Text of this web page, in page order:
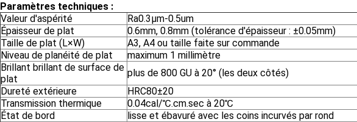
Paramètres techniques :
Valeur d'aspérité
Ra0.3μm-0.5um
Épaisseur de plat
0.6mm, 0.8mm (tolérance d'épaisseur : ±0.05mm)
Taille de plat (L×W)
A3, A4 ou taille faite sur commande
Niveau de planéité de plat
maximum 1 millimètre
Brillant brillant de surface de
plat
plus de 800 GU à 20° (les deux côtés)
Dureté extérieure
HRC80±20
Transmission thermique
0.04cal/℃.cm.sec à 20℃
État de bord
lisse et ébavuré avec les coins incurvés par rond